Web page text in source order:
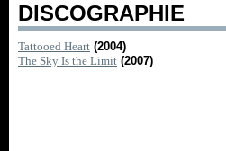
DISCOGRAPHIE
Tattooed Heart (2004)
The Sky Is the Limit (2007)